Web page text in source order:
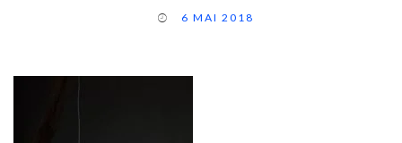
6 MAI 2018